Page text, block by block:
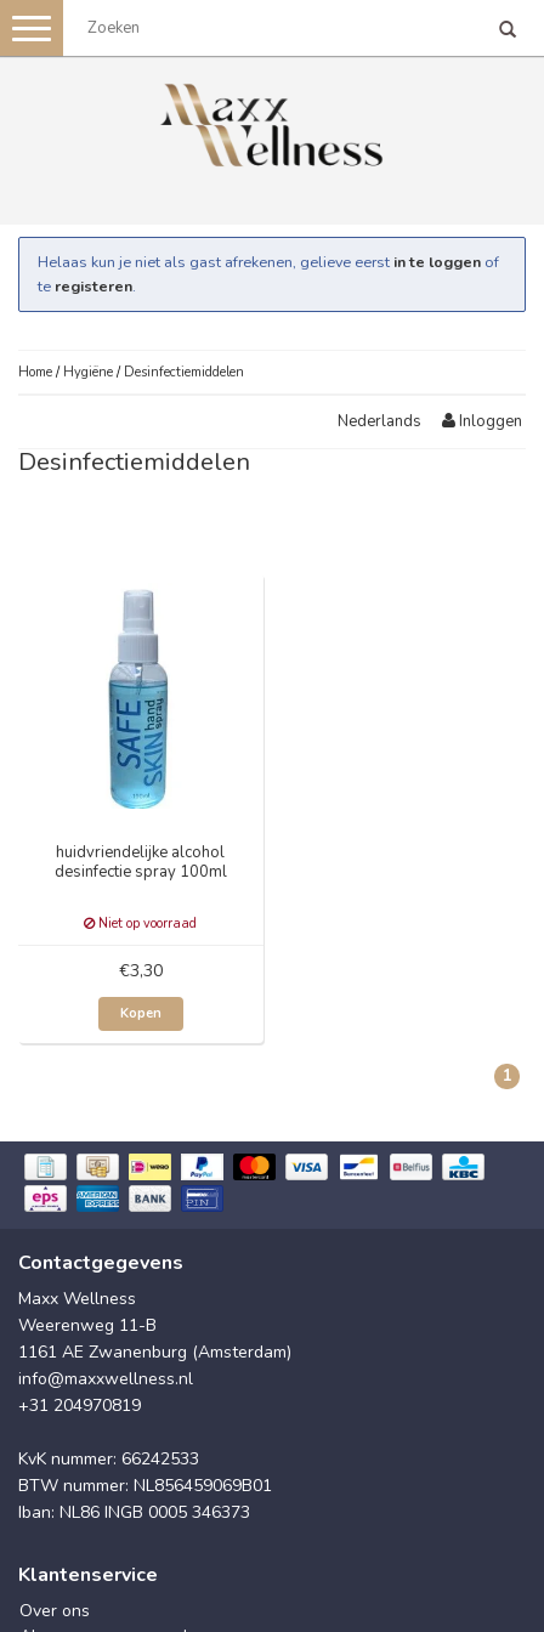
Toggle
navigation
Helaas kun je niet als gast afrekenen, gelieve eerst in te loggen of
te registeren.
Home / Hygiëne / Desinfectiemiddelen
Nederlands Inloggen
Desinfectiemiddelen
huidvriendelijke alcohol
desinfectie spray 100ml
Niet op voorraad
€3,30
Kopen
1
Contactgegevens
Maxx Wellness
Weerenweg 11-B
1161 AE Zwanenburg (Amsterdam)
info@maxxwellness.nl
+31 204970819
KvK nummer: 66242533
BTW nummer: NL856459069B01
Iban: NL86 INGB 0005 346373
Klantenservice
Over ons